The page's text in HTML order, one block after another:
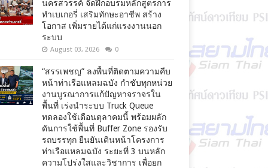
นครสวรรค์ จัดฝึกอบรมหลักสูตรการ
ทำเบเกอรี่ เสริมทักษะอาชีพ สร้าง
โอกาส เพิ่มรายได้แก่แรงงานนอก
ระบบ
August 03, 2026 0
“สรรเพชญ” ลงพื้นที่ติดตามความคืบ
หน้าท่าเรือแหลมฉบัง กำชับทุกหน่วย
งานบูรณาการแก้ปัญหาจราจรใน
พื้นที่ เร่งนำระบบ Truck Queue
ทดลองใช้เดือนตุลาคมนี้ พร้อมผลัก
ดันการใช้พื้นที่ Buffer Zone รองรับ
รถบรรทุก ยืนยันเดินหน้าโครงการ
ท่าเรือแหลมฉบัง ระยะที่ 3 บนหลัก
ความโปร่งใสและวิชาการ เพื่อยก